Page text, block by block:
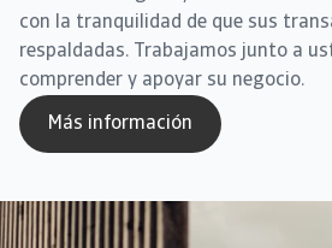
con la tranquilidad de que sus
respaldadas. Trabajamos junto a
comprender y apoyar su negocio.
Más información